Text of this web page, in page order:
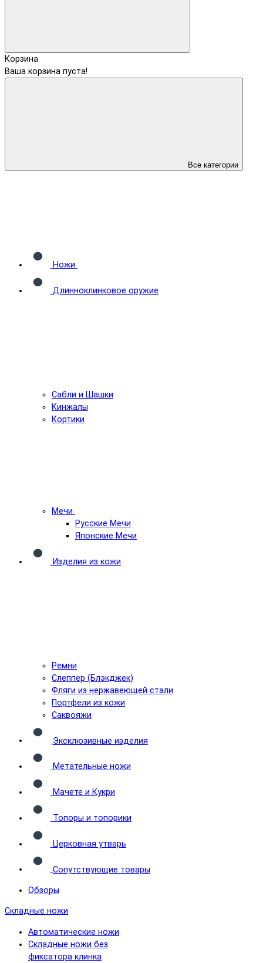
Корзина
Ваша корзина пуста!
Все категории
Ножи
Длинноклинковое оружие
Сабли и Шашки
Кинжалы
Кортики
Мечи
Русские Мечи
Японские Мечи
Изделия из кожи
Ремни
Слеппер (Блэкджек)
Фляги из нержавеющей стали
Портфели из кожи
Саквояжи
Эксклюзивные изделия
Метательные ножи
Мачете и Кукри
Топоры и топорики
Церковная утварь
Сопутствующие товары
Обзоры
Складные ножи
Автоматические ножи
Складные ножи без
фиксатора клинка